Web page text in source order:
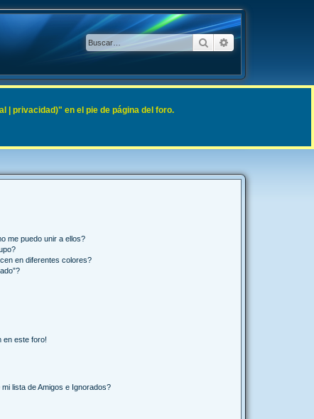
BuscarBúsqueda
me puedo unir a ellos?
en diferentes colores?
en este foro!
lista de Amigos e Ignorados?
| privacidad)" en el pie de página del foro.